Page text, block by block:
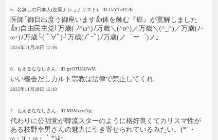
5. 名無しの日本人(左翼ナショナリスト). ID:UzYTdlY2E
医師｢御目出度う御座います👍️体を蝕む『癌』が寛解しました
👍️｣自由民主党｢万歳( ﾉ^ω^)ﾉ万歳＼(^o^)／万歳＼(^_^)／万歳(ﾉ･
ω･)ﾉ万歳└( ﾟ∀ﾟ)┘万歳(ﾉﾟｰﾟ)ﾉ万歳(ノ゜ー゜)ノ｣
2025年11月28日 12:16
6. もえるななしさん. ID:gxOTU3OWM
いい機会だしカルト宗教は法律で禁止してくれ
2025年11月28日 12:19
7. もえるななしさん. ID:M3MzcwNjg
代わりに公明党が韓流スターのように格好良くてカリスマ性が
ある枝野幸男さんの魅力に引き寄せられているみたい。(*´・
ω・)(・ω・｀*)ﾈｰ